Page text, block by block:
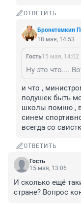
ОТВЕТИТЬ
Бронетемкин
18 мая, 14:53
Гость15 мая, 14:02
и что ,
подушек быть
школы помню ,
синем
всегда со
ОТВЕТИТЬ
Гость
15 мая, 13:06
И сколько ещё
стране? Вопрос